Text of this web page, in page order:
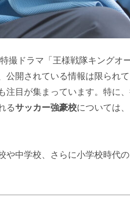
撮ドラマ「王様戦隊キングオ
公開されている情報は限られ
注目が集まっています。特に
るサッカー強豪校については
や中学校、さらに小学校時代